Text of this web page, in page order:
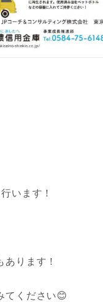
います！
ります！
てください😊